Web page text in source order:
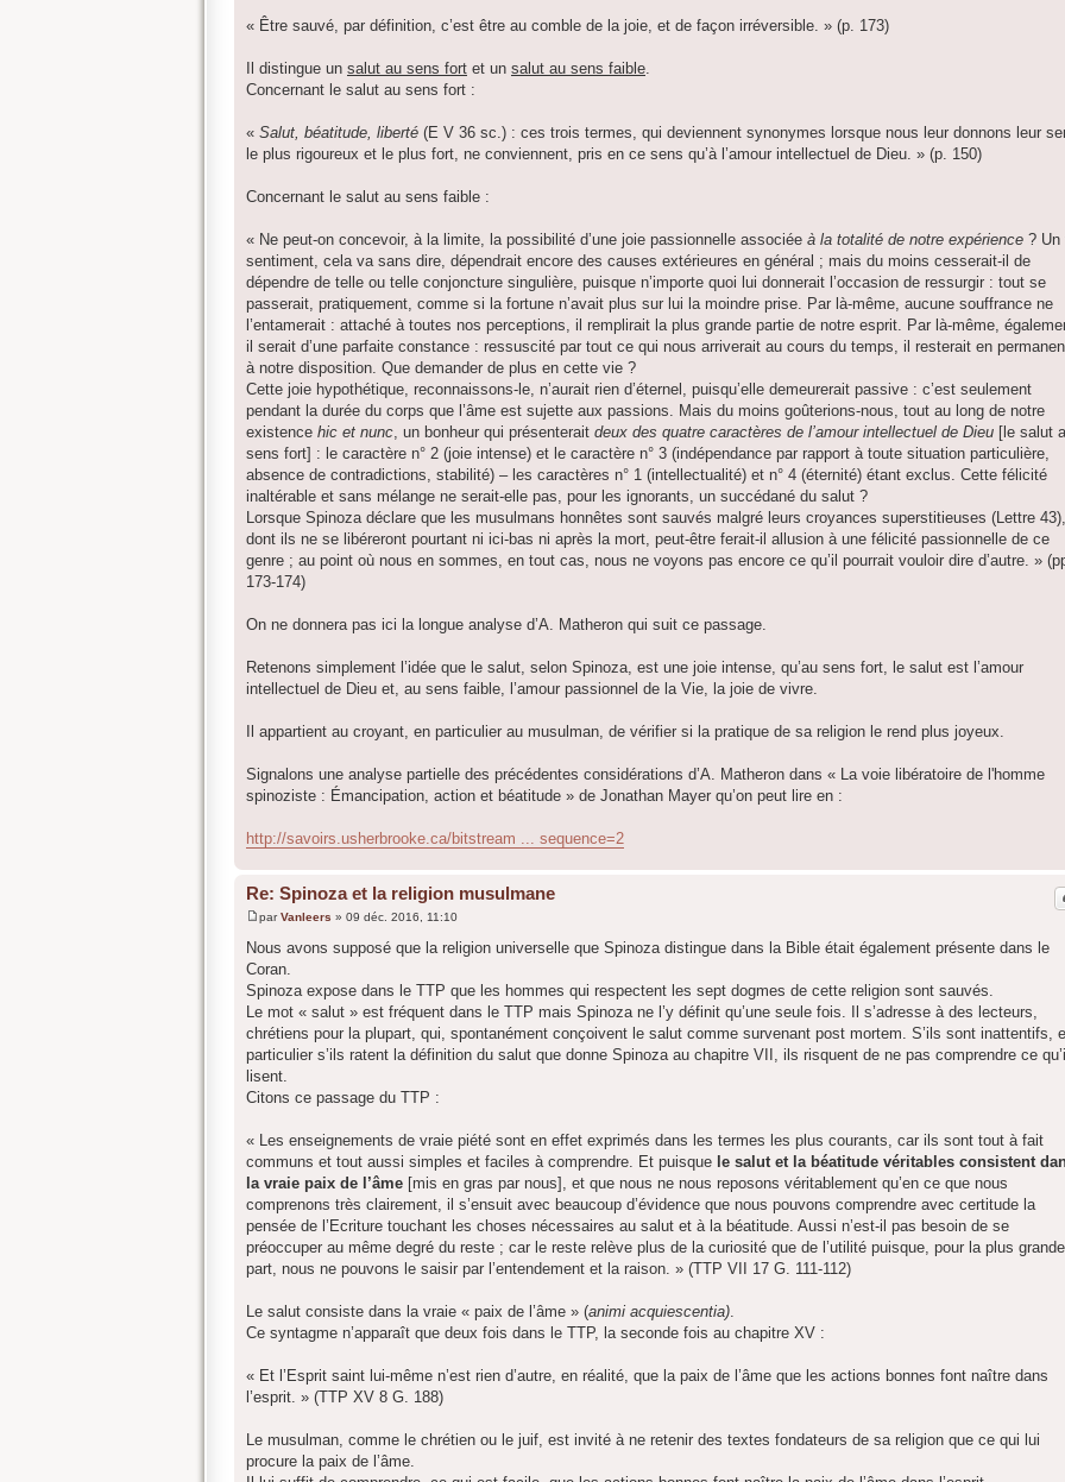
a
g
« Être sauvé, par définition, c’est être au comble de la joie, et de façon irréversible. » (p. 173)
Il distingue un salut au sens fort et un salut au sens faible.
Concernant le salut au sens fort :
« Salut, béatitude, liberté (E V 36 sc.) : ces trois termes, qui deviennent synonymes lorsque nous leur donnons leur
le plus rigoureux et le plus fort, ne conviennent, pris en ce sens qu’à l’amour intellectuel de Dieu. » (p. 150)
Concernant le salut au sens faible :
« Ne peut-on concevoir, à la limite, la possibilité d’une joie passionnelle associée à la totalité de notre expérience ? Un
sentiment, cela va sans dire, dépendrait encore des causes extérieures en général ; mais du moins cesserait-il de
dépendre de telle ou telle conjoncture singulière, puisque n’importe quoi lui donnerait l’occasion de ressurgir : tout se
passerait, pratiquement, comme si la fortune n’avait plus sur lui la moindre prise. Par là-même, aucune souffrance ne
l’entamerait : attaché à toutes nos perceptions, il remplirait la plus grande partie de notre esprit. Par là-même,
il serait d’une parfaite constance : ressuscité par tout ce qui nous arriverait au cours du temps, il resterait en
à notre disposition. Que demander de plus en cette vie ?
Cette joie hypothétique, reconnaissons-le, n’aurait rien d’éternel, puisqu’elle demeurerait passive : c’est seulement
pendant la durée du corps que l’âme est sujette aux passions. Mais du moins goûterions-nous, tout au long de notre
existence hic et nunc, un bonheur qui présenterait deux des quatre caractères de l’amour intellectuel de Dieu [le salut
sens fort] : le caractère n° 2 (joie intense) et le caractère n° 3 (indépendance par rapport à toute situation particulière,
absence de contradictions, stabilité) – les caractères n° 1 (intellectualité) et n° 4 (éternité) étant exclus. Cette félicité
inaltérable et sans mélange ne serait-elle pas, pour les ignorants, un succédané du salut ?
Lorsque Spinoza déclare que les musulmans honnêtes sont sauvés malgré leurs croyances superstitieuses (Lettre 43),
dont ils ne se libéreront pourtant ni ici-bas ni après la mort, peut-être ferait-il allusion à une félicité passionnelle de ce
genre ; au point où nous en sommes, en tout cas, nous ne voyons pas encore ce qu’il pourrait vouloir dire d’autre. »
173-174)
On ne donnera pas ici la longue analyse d’A. Matheron qui suit ce passage.
Retenons simplement l’idée que le salut, selon Spinoza, est une joie intense, qu’au sens fort, le salut est l’amour
intellectuel de Dieu et, au sens faible, l’amour passionnel de la Vie, la joie de vivre.
Il appartient au croyant, en particulier au musulman, de vérifier si la pratique de sa religion le rend plus joyeux.
Signalons une analyse partielle des précédentes considérations d’A. Matheron dans « La voie libératoire de l'homme
spinoziste : Émancipation, action et béatitude » de Jonathan Mayer qu’on peut lire en :
http://savoirs.usherbrooke.ca/bitstream ... sequence=2
Re: Spinoza et la religion musulmane
M
s
s
a
g
e
parVanleers » 09 déc. 2016, 11:10
Nous avons supposé que la religion universelle que Spinoza distingue dans la Bible était également présente dans le
Coran.
Spinoza expose dans le TTP que les hommes qui respectent les sept dogmes de cette religion sont sauvés.
Le mot « salut » est fréquent dans le TTP mais Spinoza ne l’y définit qu’une seule fois. Il s’adresse à des lecteurs,
chrétiens pour la plupart, qui, spontanément conçoivent le salut comme survenant post mortem. S’ils sont inattentifs,
particulier s’ils ratent la définition du salut que donne Spinoza au chapitre VII, ils risquent de ne pas comprendre ce
lisent.
Citons ce passage du TTP :
« Les enseignements de vraie piété sont en effet exprimés dans les termes les plus courants, car ils sont tout à fait
communs et tout aussi simples et faciles à comprendre. Et puisque le salut et la béatitude véritables consistent
la vraie paix de l’âme [mis en gras par nous], et que nous ne nous reposons véritablement qu’en ce que nous
comprenons très clairement, il s’ensuit avec beaucoup d’évidence que nous pouvons comprendre avec certitude la
pensée de l’Ecriture touchant les choses nécessaires au salut et à la béatitude. Aussi n’est-il pas besoin de se
préoccuper au même degré du reste ; car le reste relève plus de la curiosité que de l’utilité puisque, pour la plus grande
part, nous ne pouvons le saisir par l’entendement et la raison. » (TTP VII 17 G. 111-112)
Le salut consiste dans la vraie « paix de l’âme » (animi acquiescentia)
Ce syntagme n’apparaît que deux fois dans le TTP, la seconde fois au chapitre XV :
« Et l’Esprit saint lui-même n’est rien d’autre, en réalité, que la paix de l’âme que les actions bonnes font naître dans
l’esprit. » (TTP XV 8 G. 188)
Le musulman, comme le chrétien ou le juif, est invité à ne retenir des textes fondateurs de sa religion que ce qui lui
procure la paix de l’âme.